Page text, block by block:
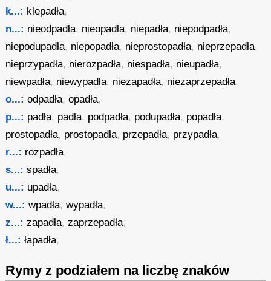
k...: klepadła,
n...: nieodpadła, nieopadła, niepadła, niepodpadła,
niepodupadła, niepopadła, nieprostopadła, nieprzepadła,
nieprzypadła, nierozpadła, niespadła, nieupadła,
niewpadła, niewypadła, niezapadła, niezaprzepadła,
o...: odpadła,opadła,
p...: padła, padła, podpadła, podupadła, popadła,
prostopadła, prostopadła, przepadła, przypadła,
r...: rozpadła,
s...: spadła,
u...: upadła,
w...: wpadła,wypadła,
z...: zapadła,zaprzepadła,
ł...: łapadła,
Rymy z podziałem na liczbę znaków